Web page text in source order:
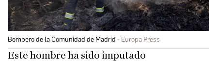
Bombero de la Comunidad de Madrid Europa Press
Este hombre ha sido imputado